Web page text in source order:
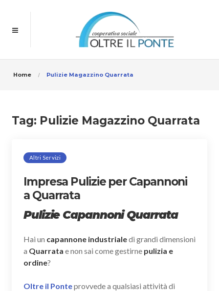
Home Pulizie Magazzino Quarrata
Tag: Pulizie Magazzino Quarrata
Altri Servizi
Impresa Pulizie per Capannoni
a Quarrata
Pulizie Capannoni Quarrata
Hai un capannone industrialedi grandi dimensioni
a Quarrata e non sai come gestirne pulizia e
ordine?
Oltre il Ponteprovvede a qualsiasi attività di